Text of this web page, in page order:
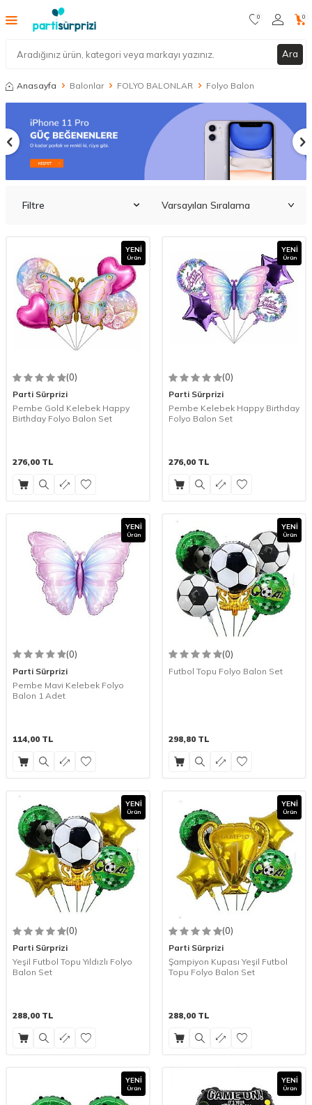
Ara
0 0
Anasayfa Balonlar FOLYO BALONLAR Folyo Balon
Filtre
YENI
Ürün
(0)
Parti Sürprizi
Pembe Gold Kelebek Happy
Birthday Folyo Balon Set
276,00 TL
YENI
Ürün
(0)
Parti Sürprizi
Pembe Kelebek Happy Birthday
Folyo Balon Set
276,00 TL
YENI
Ürün
(0)
Parti Sürprizi
Pembe Mavi Kelebek Folyo
Balon 1 Adet
114,00 TL
YENI
Ürün
(0)
Futbol Topu Folyo Balon Set
298,80 TL
YENI
Ürün
(0)
Parti Sürprizi
Yeşil Futbol Topu Yıldızlı Folyo
Balon Set
288,00 TL
YENI
Ürün
(0)
Parti Sürprizi
Şampiyon Kupası Yeşil Futbol
Topu Folyo Balon Set
288,00 TL
YENI
Ürün
YENI
Ürün